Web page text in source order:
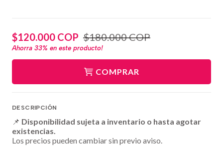
$120.000 COP $180.000 COP
Ahorra 33% en este producto!
COMPRAR
DESCRIPCIÓN
📌 Disponibilidad sujeta a inventario o hasta agotar
existencias.
Los precios pueden cambiar sin previo aviso.